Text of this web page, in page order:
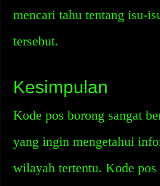
mencari tahu tentang isu-
tersebut.
Kesimpulan
Kode pos borong sangat
yang ingin mengetahui
wilayah tertentu. Kode pos